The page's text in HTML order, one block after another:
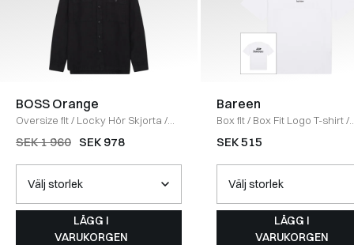
BOSS Orange
Oversize fit/ Locky Hör Skjorta /
SORT
SEK 1 960 SEK 978
LÄGG I
VARUKORGEN
Bareen
Box fit/ Box Fit Logo T-shirt/
WHITE
SEK 515
LÄGG I
VARUKORGEN